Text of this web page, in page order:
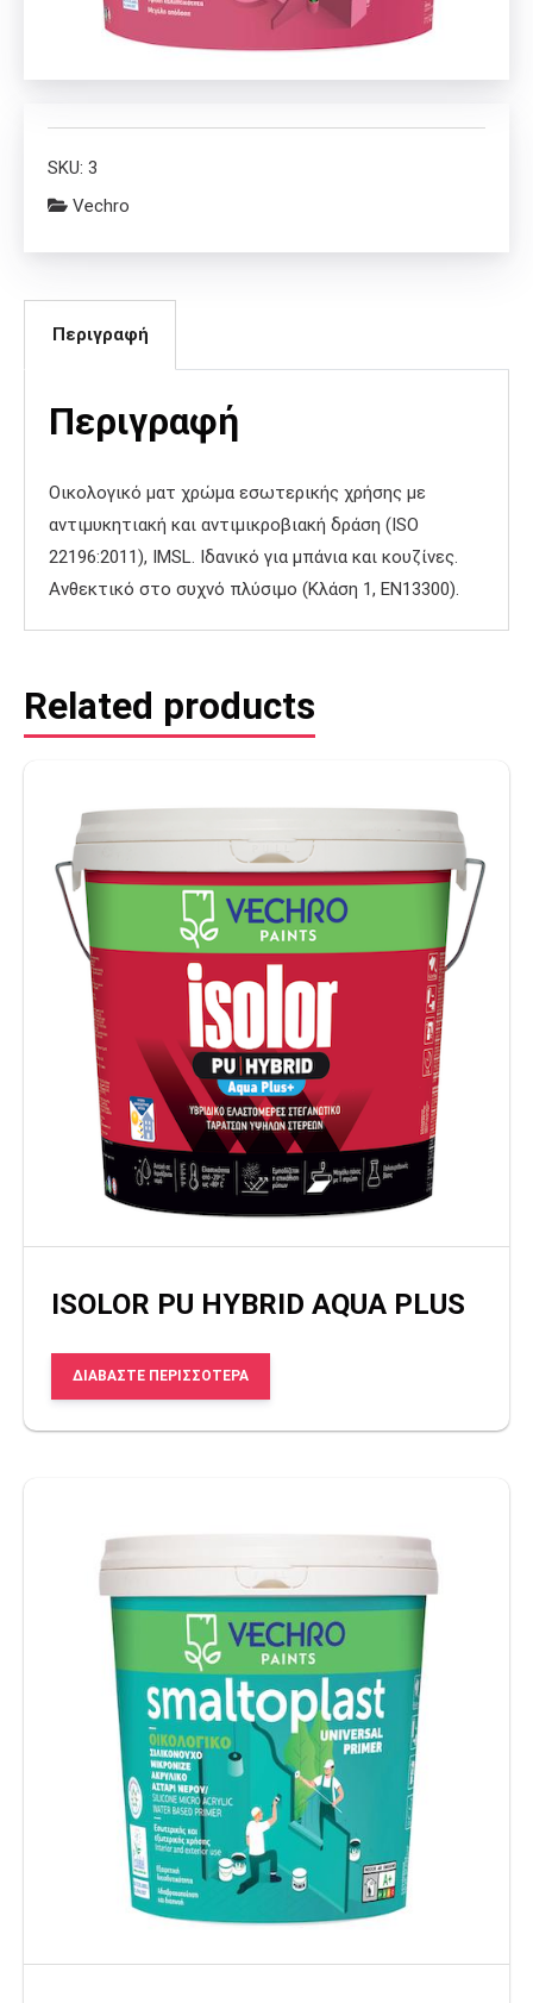
SKU: 3
Vechro
Περιγραφή
Περιγραφή
Οικολογικό ματ χρώμα εσωτερικής χρήσης με
αντιμυκητιακή και αντιμικροβιακή δράση (ISO
22196:2011), IMSL. Ιδανικό για μπάνια και κουζίνες.
Ανθεκτικό στο συχνό πλύσιμο (Κλάση 1, ΕΝ13300).
Related products
ISOLOR PU HYBRID AQUA PLUS
ΔΙΑΒΆΣΤΕ ΠΕΡΙΣΣΌΤΕΡΑ